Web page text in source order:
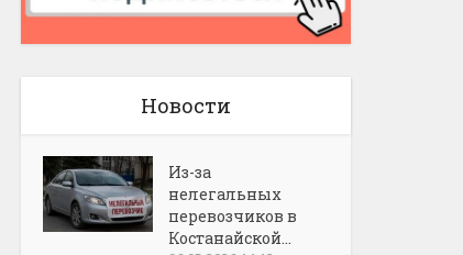
Новости
Из-за
нелегальных
перевозчиков в
Костанайской...